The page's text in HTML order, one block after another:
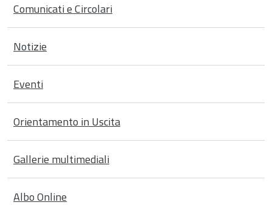
Comunicati e Circolari
Notizie
Eventi
Orientamento in Uscita
Gallerie multimediali
Albo Online